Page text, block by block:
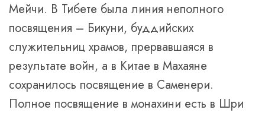
Мейчи. В Тибете была линия неполного
посвящения – Бикуни, буддийских
служительниц храмов, прервавшаяся в
результате войн, а в Китае в Махаяне
сохранилось посвящение в Саменери.
Полное посвящение в монахини есть в Шри